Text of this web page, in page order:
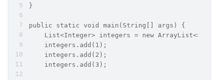
}
public static void main(String[] args) {
List<Integer> integers = new
    integers.add(1);
    integers.add(2);
    integers.add(3);